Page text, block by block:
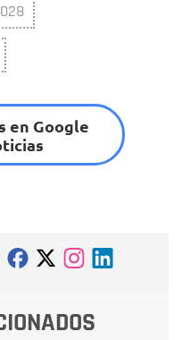
en Google